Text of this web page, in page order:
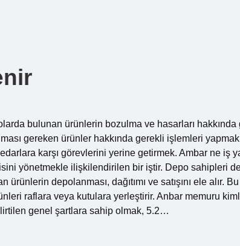
bulunan ürünlerin bozulma ve hasarları hakkında
gereken ürünler hakkında gerekli işlemleri
karşı görevlerini yerine getirmek. Ambar ne iş
yönetmekle ilişkilendirilen bir iştir. Depo sahipleri
depolanması, dağıtımı ve satışını ele alır.
raflara veya kutulara yerleştirir. Anbar memuru
genel şartlara sahip olmak, 5.2…